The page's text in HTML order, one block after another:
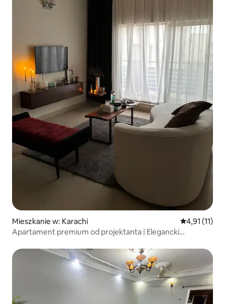
Mieszkanie w: Karachi Średnia
4,91 (11)
Apartament premium od projektanta | Elegancki